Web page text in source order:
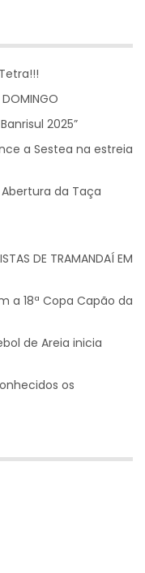
DOMINGO
2025”
a Sestea na estreia
da Taça
DE TRAMANDAÍ EM
a 18ª Copa Capão da
de Areia inicia
os